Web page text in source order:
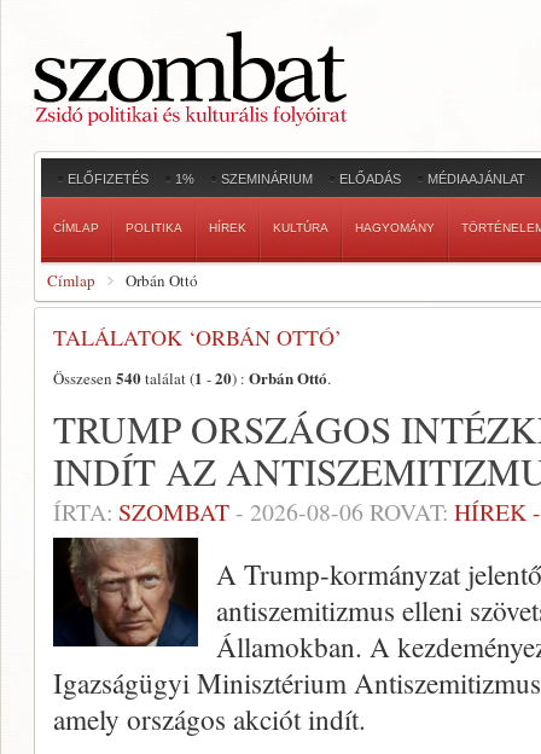
ELŐFIZETÉS 1% SZEMINÁRIUM ELŐADÁS MÉDIAAJÁNLAT
CÍMLAP POLITIKA HÍREK KULTÚRA HAGYOMÁNY
Címlap Orbán Ottó
TALÁLATOK ‘ORBÁN OTTÓ’
Összesen 540találat (1 -20) : Orbán Ottó.
TRUMP ORSZÁGOS
INDÍT AZ
ÍRTA: SZOMBAT- 2026-08-06 ROVAT: HÍREK
A Trump-kormányzat
antiszemitizmus elleni
Államokban. A
Igazságügyi Minisztérium
amely országos akciót indít.